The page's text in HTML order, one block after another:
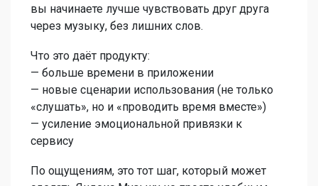
вы начинаете лучше чувствовать друг друга
через музыку, без лишних слов.
Что это даёт продукту:
— больше времени в приложении
— новые сценарии использования (не только
«слушать», но и «проводить время вместе»)
— усиление эмоциональной привязки к
сервису
По ощущениям, это тот шаг, который может